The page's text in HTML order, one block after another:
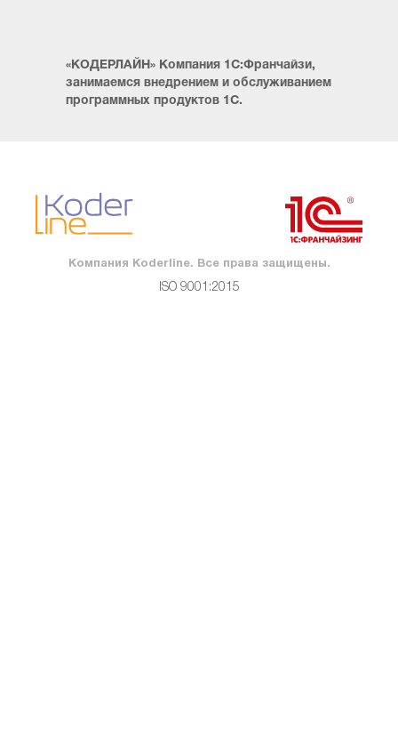
«КОДЕРЛАЙН» Компания 1С:Франчайзи,
занимаемся внедрением и обслуживанием
программных продуктов 1С.
Компания Koderline. Все права защищены.
ISO 9001:2015